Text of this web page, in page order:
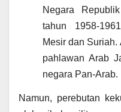
Negara
tahun 1958-
Mesir dan
pahlawan Arab
negara Pan-Arab.
Namun, perebutan